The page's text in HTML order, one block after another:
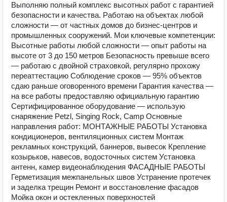
Выполняю полный комплекс высотных работ с гарантией
безопасности и качества. Работаю на объектах любой
сложности — от частных домов до бизнес-центров и
промышленных сооружений. Мои ключевые компетенции:
Высотные работы любой сложности — опыт работы на
высоте от 3 до 150 метров Безопасность превыше всего
— работаю с двойной страховкой, регулярно прохожу
переаттестацию Соблюдение сроков — 95% объектов
сдаю раньше оговоренного времени Гарантия качества —
на все работы предоставляю официальную гарантию
Сертифицированное оборудование — использую
снаряжение Petzl, Singing Rock, Camp Основные
направления работ: МОНТАЖНЫЕ РАБОТЫ Установка
кондиционеров, вентиляционных систем Монтаж
рекламных конструкций, баннеров, вывесок Крепление
козырьков, навесов, водосточных систем Установка
антенн, камер видеонаблюдения ФАСАДНЫЕ РАБОТЫ
Герметизация межпанельных швов Устранение протечек
и заделка трещин Ремонт и восстановление фасадов
Мойка окон и остекленных поверхностей